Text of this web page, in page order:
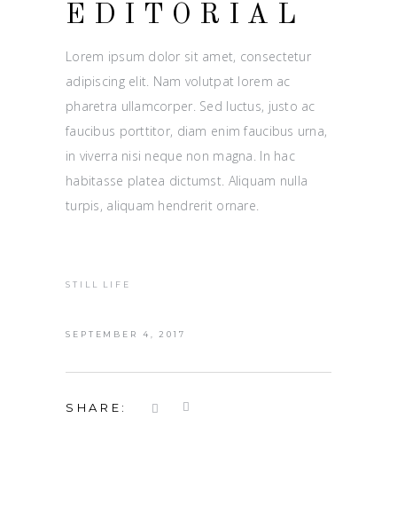
EDITORIAL
Lorem ipsum dolor sit amet, consectetur
adipiscing elit. Nam volutpat lorem ac
pharetra ullamcorper. Sed luctus, justo ac
faucibus porttitor, diam enim faucibus urna,
in viverra nisi neque non magna. In hac
habitasse platea dictumst. Aliquam nulla
turpis, aliquam hendrerit ornare.
STILL LIFE
SEPTEMBER 4, 2017
SHARE: